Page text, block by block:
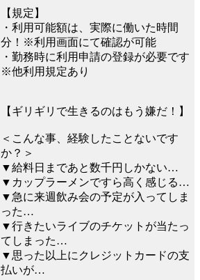
【規定】
・利用可能額は、実際に働いた時間
分！※利用画面にて確認が可能
・勤務時に利用申請の登録が必要です
※他利用規定あり
【ギリギリで生きるのはもう嫌だ！】
＜こんな事、経験したことないです
か？＞
▼給料日まであと数千円しかない…
▼カップラーメンですら高く感じる…
▼急に来週飲み会の予定が入ってしま
った…
▼行きたいライブのチケットが当たっ
てしまった…
▼思った以上にクレジットカードの支
払いが…